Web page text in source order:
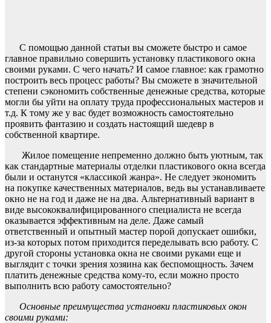
С помощью данной статьи вы сможете быстро и самое
главное правильно совершить установку пластикового окна
своими руками. С чего начать? И самое главное: как грамотно
построить весь процесс работы? Вы сможете в значительной
степени сэкономить собственные денежные средства, которые
могли бы уйти на оплату труда профессиональных мастеров и
т.д. К тому же у вас будет возможность самостоятельно
проявить фантазию и создать настоящий шедевр в
собственной квартире.
Жилое помещение непременно должно быть уютным, так
как стандартные материалы отделки пластикового окна всегда
были и останутся «классикой жанра». Не следует экономить
на покупке качественных материалов, ведь вы устанавливаете
окно не на год и даже не на два. Альтернативный вариант в
виде высококвалифицированного специалиста не всегда
оказывается эффективным на деле. Даже самый
ответственный и опытный мастер порой допускает ошибки,
из-за которых потом приходится переделывать всю работу. С
другой стороны установка окна не своими руками еще и
выглядит с точки зрения хозяина как беспомощность. Зачем
платить денежные средства кому-то, если можно просто
выполнить всю работу самостоятельно?
Основные преимущества установки пластиковых окон
своими руками: